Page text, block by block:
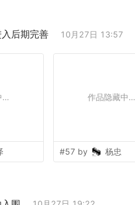
后期完善 10月27日 13:57
… 作品隐藏中…
#57 by 杨忠